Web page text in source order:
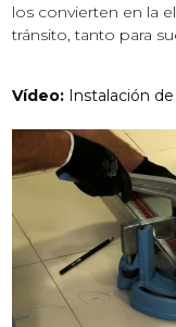
los convierten en la
tránsito, tanto para
Vídeo: Instalación